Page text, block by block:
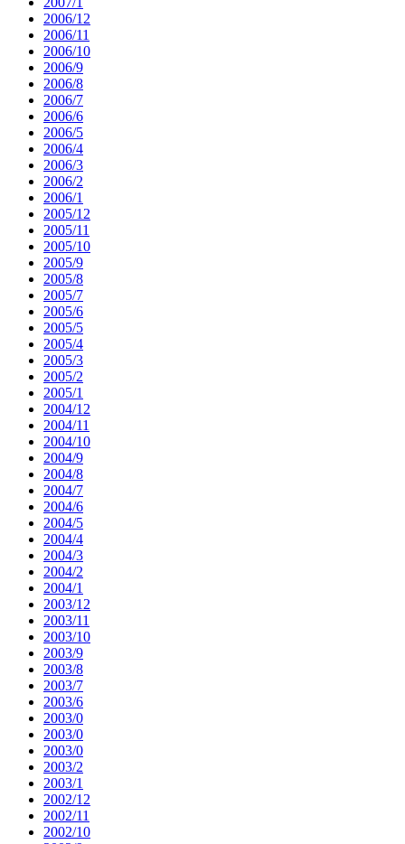
2006/12
2006/11
2006/10
2006/9
2006/8
2006/7
2006/6
2006/5
2006/4
2006/3
2006/2
2006/1
2005/12
2005/11
2005/10
2005/9
2005/8
2005/7
2005/6
2005/5
2005/4
2005/3
2005/2
2005/1
2004/12
2004/11
2004/10
2004/9
2004/8
2004/7
2004/6
2004/5
2004/4
2004/3
2004/2
2004/1
2003/12
2003/11
2003/10
2003/9
2003/8
2003/7
2003/6
2003/0
2003/0
2003/0
2003/2
2003/1
2002/12
2002/11
2002/10